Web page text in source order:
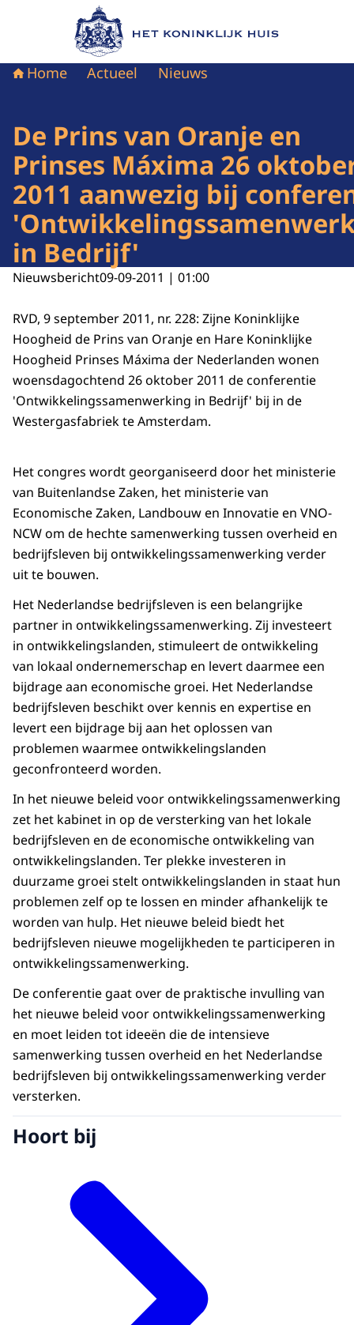
Naar de homepage van Het Koninklijk Huis
Home Actueel Nieuws
De Prins van Oranje en
Prinses Máxima 26
2011 aanwezig bij
in Bedrijf'
Nieuwsbericht09-09-2011 | 01:00
RVD, 9 september 2011, nr. 228: Zijne Koninklijke
Hoogheid de Prins van Oranje en Hare Koninklijke
Hoogheid Prinses Máxima der Nederlanden wonen
woensdagochtend 26 oktober 2011 de conferentie
'Ontwikkelingssamenwerking in Bedrijf' bij in de
Westergasfabriek te Amsterdam.
Het congres wordt georganiseerd door het ministerie
van Buitenlandse Zaken, het ministerie van
Economische Zaken, Landbouw en Innovatie en VNO-
NCW om de hechte samenwerking tussen overheid en
bedrijfsleven bij ontwikkelingssamenwerking verder
uit te bouwen.
Het Nederlandse bedrijfsleven is een belangrijke
partner in ontwikkelingssamenwerking. Zij investeert
in ontwikkelingslanden, stimuleert de ontwikkeling
van lokaal ondernemerschap en levert daarmee een
bijdrage aan economische groei. Het Nederlandse
bedrijfsleven beschikt over kennis en expertise en
levert een bijdrage bij aan het oplossen van
problemen waarmee ontwikkelingslanden
geconfronteerd worden.
In het nieuwe beleid voor ontwikkelingssamenwerking
zet het kabinet in op de versterking van het lokale
bedrijfsleven en de economische ontwikkeling van
ontwikkelingslanden. Ter plekke investeren in
duurzame groei stelt ontwikkelingslanden in staat hun
problemen zelf op te lossen en minder afhankelijk te
worden van hulp. Het nieuwe beleid biedt het
bedrijfsleven nieuwe mogelijkheden te participeren in
ontwikkelingssamenwerking.
De conferentie gaat over de praktische invulling van
het nieuwe beleid voor ontwikkelingssamenwerking
en moet leiden tot ideeën die de intensieve
samenwerking tussen overheid en het Nederlandse
bedrijfsleven bij ontwikkelingssamenwerking verder
versterken.
Hoort bij